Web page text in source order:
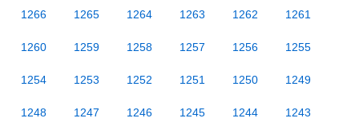
1266 1265 1264 1263 1262 1261
1260 1259 1258 1257 1256 1255
1254 1253 1252 1251 1250 1249
1248 1247 1246 1245 1244 1243